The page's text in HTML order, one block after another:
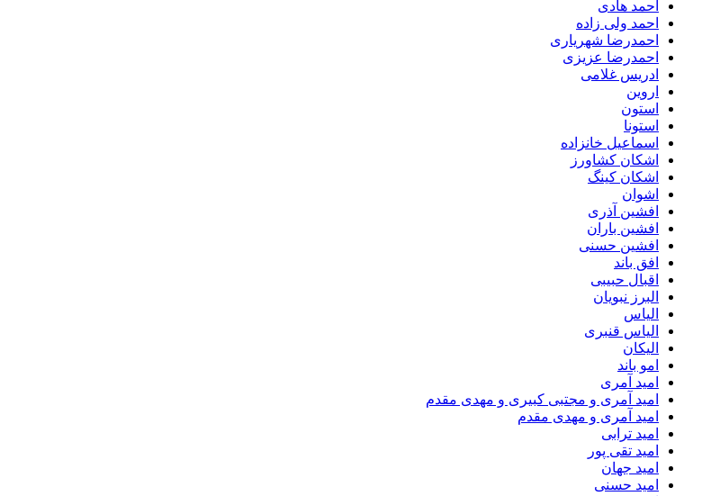
احمد هادی
احمد ولی زاده
احمدرضا شهریاری
احمدرضا عزیزی
ادریس غلامی
اروین
استون
استونا
اسماعیل خانزاده
اشکان کشاورز
اشکان کینگ
اشوان
افشین آذری
افشین باران
افشین حسنی
افق باند
اقبال حبیبی
البرز نبویان
الیاس
الیاس قنبرى
الیکان
امو باند
امید آمری
امید آمری و مجتبی کبیری و مهدى مقدم
امید آمری و مهدی مقدم
امید ترابی
امید تقی پور
امید جهان
امید حسنی